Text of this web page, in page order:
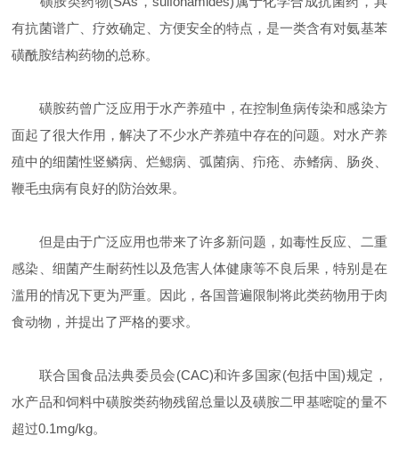
有抗菌谱广、疗效确定、方便安全的特点，是一类含有对氨基苯
磺酰胺结构药物的总称。
磺胺药曾广泛应用于水产养殖中，在控制鱼病传染和感染方
面起了很大作用，解决了不少水产养殖中存在的问题。对水产养
殖中的细菌性竖鳞病、烂鳃病、弧菌病、疖疮、赤鳍病、肠炎、
鞭毛虫病有良好的防治效果。
但是由于广泛应用也带来了许多新问题，如毒性反应、二重
感染、细菌产生耐药性以及危害人体健康等不良后果，特别是在
滥用的情况下更为严重。因此，各国普遍限制将此类药物用于肉
食动物，并提出了严格的要求。
联合国食品法典委员会(CAC)和许多国家(包括中国)规定，
水产品和饲料中磺胺类药物残留总量以及磺胺二甲基嘧啶的量不
超过0.1mg/kg。